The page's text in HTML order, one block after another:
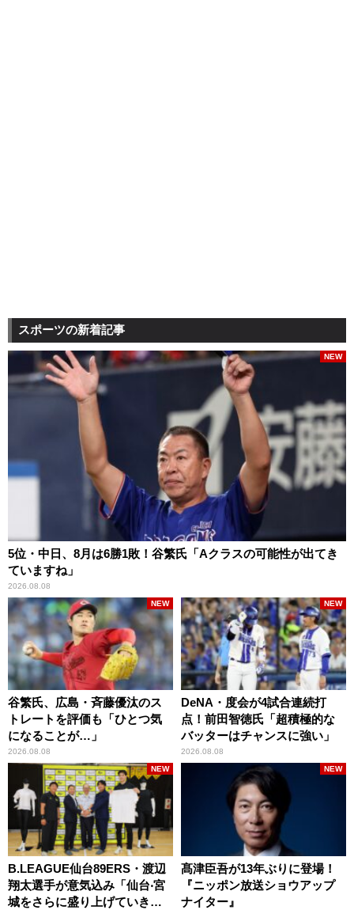
スポーツの新着記事
5位・中日、8月は6勝1敗！谷繁氏「Aクラスの可能性が出てき
ていますね」
2026.08.08
NEW
谷繁氏、広島・斉藤優汰のス
トレートを評価も「ひとつ気
になることが…」
2026.08.08
NEW
DeNA・度会が4試合連続打
点！前田智徳氏「超積極的な
バッターはチャンスに強い」
2026.08.08
NEW
B.LEAGUE仙台89ERS・渡辺
翔太選手が意気込み「仙台‧宮
城をさらに盛り上げていきた
NEW
髙津臣吾が13年ぶりに登場！
『ニッポン放送ショウアップ
ナイター』
NEW